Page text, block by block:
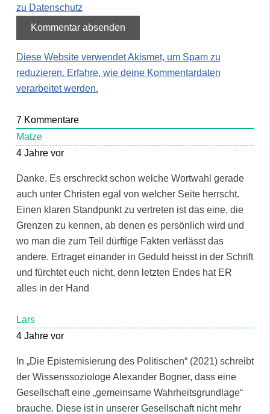
zu Datenschutz
Diese Website verwendet Akismet, um Spam zu
reduzieren. Erfahre, wie deine Kommentardaten
verarbeitet werden.
7Kommentare
Matze
4 Jahre vor
Danke. Es erschreckt schon welche Wortwahl gerade
auch unter Christen egal von welcher Seite herrscht.
Einen klaren Standpunkt zu vertreten ist das eine, die
Grenzen zu kennen, ab denen es persönlich wird und
wo man die zum Teil dürftige Fakten verlässt das
andere. Ertraget einander in Geduld heisst in der Schrift
und fürchtet euch nicht, denn letzten Endes hat ER
alles in der Hand
Lars
4 Jahre vor
In „Die Epistemisierung des Politischen“ (2021) schreibt
der Wissenssoziologe Alexander Bogner, dass eine
Gesellschaft eine „gemeinsame Wahrheitsgrundlage“
brauche. Diese ist in unserer Gesellschaft nicht mehr